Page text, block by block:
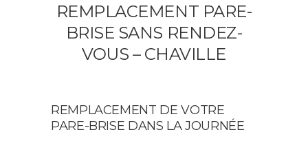
REMPLACEMENT PARE-
BRISE SANS RENDEZ-
VOUS – CHAVILLE
REMPLACEMENT DE VOTRE
PARE-BRISE DANS LA JOURNÉE